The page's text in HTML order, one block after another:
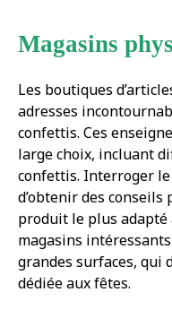
Magasins
Les boutiques
adresses
confettis. Ces
large choix, incluant
confettis. Interroger
d’obtenir des
produit le plus adapté
magasins
grandes surfaces, qui
dédiée aux fêtes.